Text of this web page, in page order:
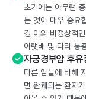
초기에는 아무런
는 것이 매우 중요
경 이외 비정상적
아랫배 및 다리 통
자궁경부암 후유
다른 암들에 비해
면 완쾌되는 환자